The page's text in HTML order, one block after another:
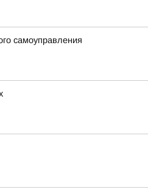
самоуправления